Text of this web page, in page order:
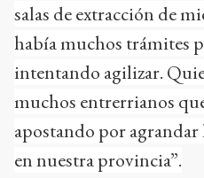
salas de extracción de
había muchos trámites
intentando agilizar.
muchos entrerrianos
apostando por
en nuestra provincia”.